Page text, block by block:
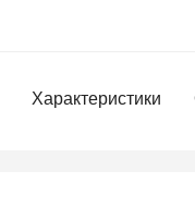
Характеристики